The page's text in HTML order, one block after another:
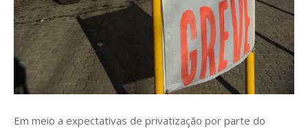
Em meio a expectativas de privatização por parte do